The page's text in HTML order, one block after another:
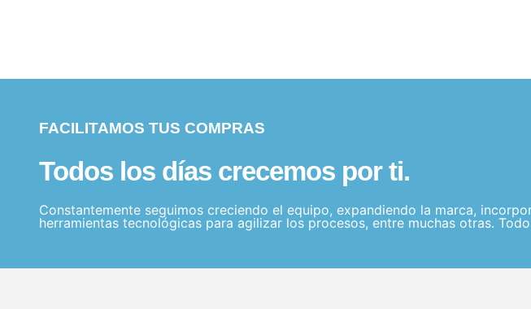
FACILITAMOS TUS COMPRAS
Todos los días crecemos por ti.
Constantemente seguimos creciendo el equipo, expandiendo la marca,
herramientas tecnológicas para agilizar los procesos, entre muchas otras.